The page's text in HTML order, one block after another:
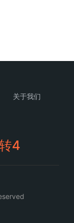
关于我们
4